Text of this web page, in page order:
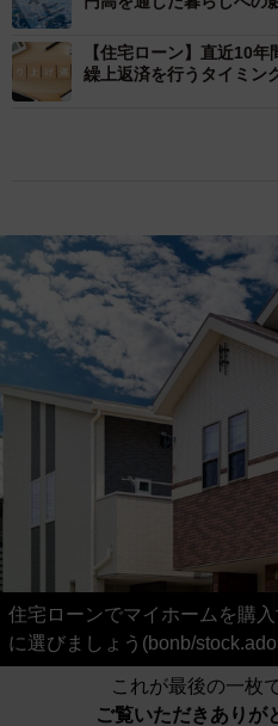
繰上返済を行うタイミン
住宅ローンでマイホームを購
に選びましょう(bonb/
これが最後の一枚
ご覧いただきありが
記事に